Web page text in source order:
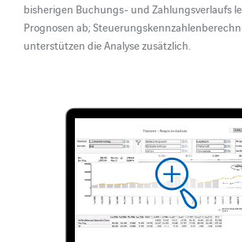
bisherigen Buchungs- und Zahlungsverlaufs
Prognosen ab;
unterstützen die Analyse zusätzlich.